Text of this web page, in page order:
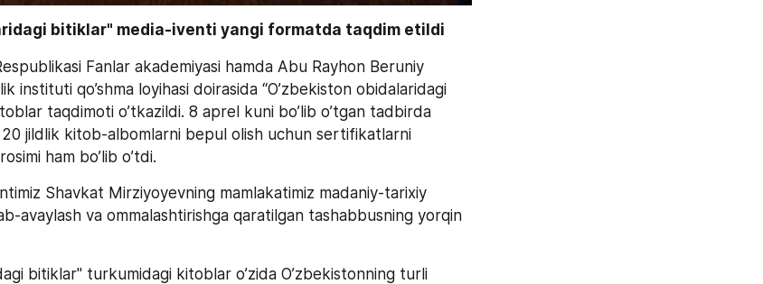
bitiklar" media-iventi yangi formatda taqdim etildi
Fanlar akademiyasi hamda Abu Rayhon Beruniy
instituti qo’shma loyihasi doirasida “O’zbekiston obidalaridagi
taqdimoti o’tkazildi. 8 aprel kuni bo’lib o’tgan tadbirda
jildlik kitob-albomlarni bepul olish uchun sertifikatlarni
ham bo’lib o’tdi.
Shavkat Mirziyoyevning mamlakatimiz madaniy-tarixiy
avaylash va ommalashtirishga qaratilgan tashabbusning yorqin
bitiklar" turkumidagi kitoblar o’zida O’zbekistonning turli